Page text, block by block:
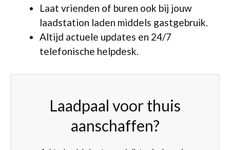
Laat vrienden of buren ook bij jouw
laadstation laden middels gastgebruik.
Altijd actuele updates en 24/7
telefonische helpdesk.
Laadpaal voor thuis
aanschaffen?